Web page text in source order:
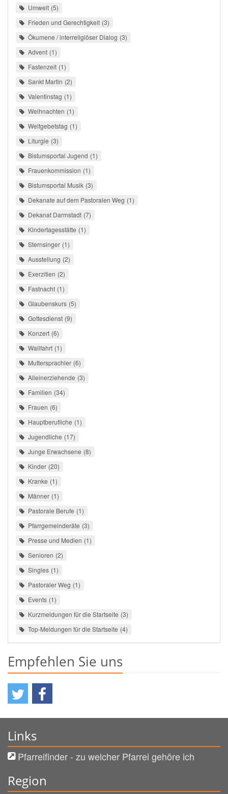
Umwelt 5
Frieden und Gerechtigkeit 3
Ökumene / interreligiöser Dialog 3
Advent 1
Fastenzeit 1
Sankt Martin 2
Valentinstag 1
Weihnachten 1
Weltgebetstag 1
Liturgie 3
Bistumsportal Jugend 1
Frauenkommission 1
Bistumsportal Musik 3
Dekanate auf dem Pastoralen Weg 1
Dekanat Darmstadt 7
Kindertagesstätte 1
Sternsinger 1
Ausstellung 2
Exerzitien 2
Fastnacht 1
Glaubenskurs 5
Gottesdienst 9
Konzert 6
Wallfahrt 1
Muttersprachler 6
Alleinerziehende 3
Familien 34
Frauen 6
Hauptberufliche 1
Jugendliche 17
Junge Erwachsene 8
Kinder 20
Kranke 1
Männer 1
Pastorale Berufe 1
Pfarrgemeinderäte 3
Presse und Medien 1
Senioren 2
Singles 1
Pastoraler Weg 1
Events 1
Kurzmeldungen für die Startseite 3
Top-Meldungen für die Startseite 4
Empfehlen Sie uns
Links
Pfarreifinder - zu welcher Pfarrei gehöre ich
Region